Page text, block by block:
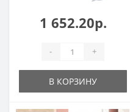
1 652.20р.
- +
В КОРЗИНУ